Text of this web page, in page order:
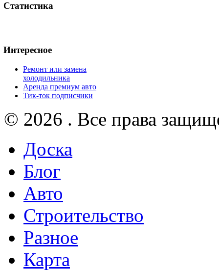
Статистика
Интересное
Ремонт или замена
холодильника
Аренда премиум авто
Тик-ток подписчики
© 2026 . Все права
Доска
Блог
Авто
Строительство
Разное
Карта